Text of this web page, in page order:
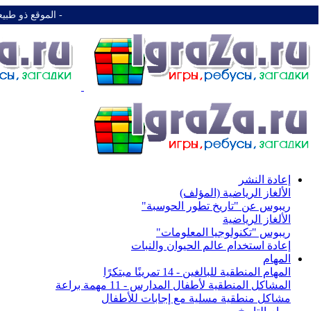
-️ الموقع ذو
إعادة النشر
الألغاز الرياضية (المؤلف)
ريبوس عن "تاريخ تطور الحوسبة"
الألغاز الرياضية
ريبوس "تكنولوجيا المعلومات"
إعادة استخدام عالم الحيوان والنبات
المهام
المهام المنطقية للبالغين - 14 تمرينًا مبتكرًا
المشاكل المنطقية لأطفال المدارس - 11 مهمة براعة
مشاكل منطقية مسلية مع إجابات للأطفال